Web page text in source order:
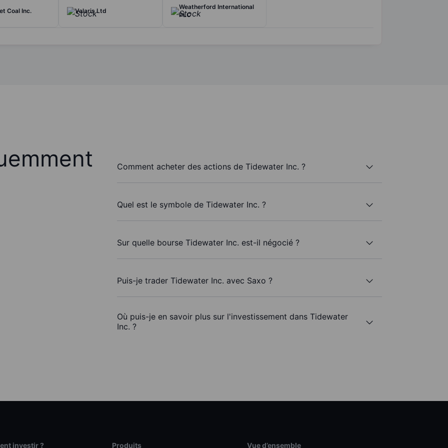
Coal Inc. Valaris Ltd
Weatherford International
PLC
Comment acheter des actions de Tidewater Inc. ?
Quel est le symbole de Tidewater Inc. ?
Sur quelle bourse Tidewater Inc. est-il négocié ?
Puis-je trader Tidewater Inc. avec Saxo ?
Où puis-je en savoir plus sur l'investissement dans Tidewater
Inc. ?
investir ? Produits Vue d’ensemble